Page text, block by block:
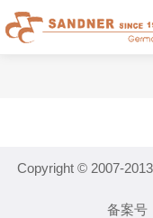
Copyright © 2007-
备案号